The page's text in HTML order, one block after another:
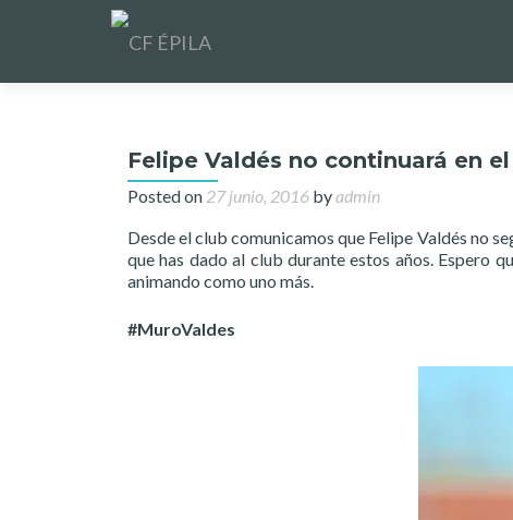
Felipe Valdés no continuará en el
Posted on 27 junio, 2016 byadmin
Desde el club comunicamos que Felipe Valdés no
que has dado al club durante estos años. Espero
animando como uno más.
#MuroValdes